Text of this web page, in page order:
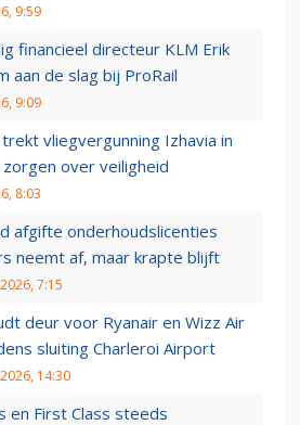
9:59
financieel directeur KLM Erik
aan de slag bij ProRail
9:09
trekt vliegvergunning Izhavia in
over veiligheid
8:03
afgifte onderhoudslicenties
neemt af, maar krapte blijft
7:15
deur voor Ryanair en Wizz Air
sluiting Charleroi Airport
14:30
en First Class steeds